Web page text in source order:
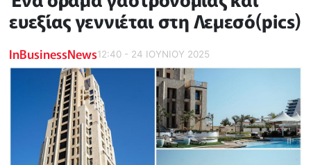
ευεξίας γεννιέται στη Λεμεσό(pics)
InBusinessNews12:40 - 24 ΙΟΥΝΙΟΥ 2025